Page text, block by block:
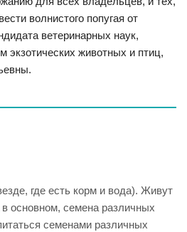
волнистого попугая от
ветеринарных наук,
экзотических животных и птиц,
где есть корм и вода). Живут
основном, семена различных
семенами различных